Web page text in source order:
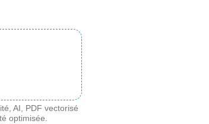
AI, PDF vectorisé
optimisée.